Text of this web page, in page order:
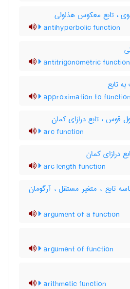
، تابع معکوس هذلولی
antihyperbolic function
antitrigonometric function
تابع
approximation to function
قوس ، تابع درازای کمان
arc function
درازای کمان
arc length function
تابع ، متغیر مستقل ، آرگومان
argument of a function
argument of function
arithmetic function